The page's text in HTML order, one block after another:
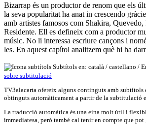
Bizarrap és un productor de renom que els
la seva popularitat ha anat in crescendo
amb artistes famosos com Shakira, Quevedo,
Residente. Ell es defineix com a productor
músic. No li interessa escriure cançons i
les. En aquest capítol analitzem què hi ha
Subtítols en: català / castellano /
sobre subtitulació
TV3alacarta ofereix alguns continguts amb subtítols
obtinguts automàticament a partir de la subtitulació
La traducció automàtica és una eina molt útil i
immediatesa, però també cal tenir en compte que pot